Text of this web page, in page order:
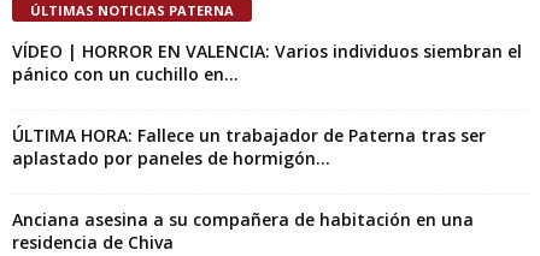
ÚLTIMAS NOTICIAS PATERNA
VÍDEO | HORROR EN VALENCIA: Varios individuos siembran el
pánico con un cuchillo en...
ÚLTIMA HORA: Fallece un trabajador de Paterna tras ser
aplastado por paneles de hormigón...
Anciana asesina a su compañera de habitación en una
residencia de Chiva